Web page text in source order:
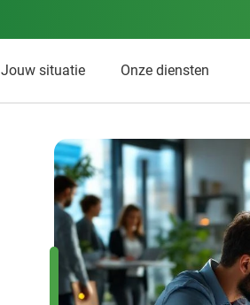
Jouw situatie Onze diensten